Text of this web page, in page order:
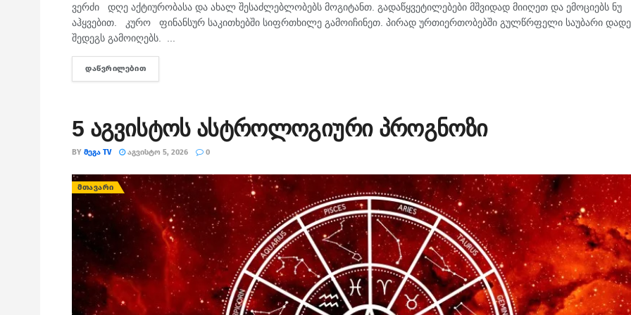
ვერძი დღე აქტიურობასა და ახალ შესაძლებლობებს მოგიტანთ. გადაწყვეტილებები მშვიდად მიიღეთ და ემოციებს ნუ
აჰყვებით. კურო ფინანსურ საკითხებში სიფრთხილე გამოიჩინეთ. პირად ურთიერთობებში გულწრფელი საუბარი
შედეგს გამოიღებს. ...
ᲓᲐᲬᲕᲠᲘᲚᲔᲑᲘᲗ
5 აგვისტოს ასტროლოგიური პროგნოზი
BY ᲛᲔᲒᲐ TV ᲐᲒᲕᲘᲡᲢᲝ 5, 2026 0
ᲛᲗᲐᲕᲐᲠᲘ